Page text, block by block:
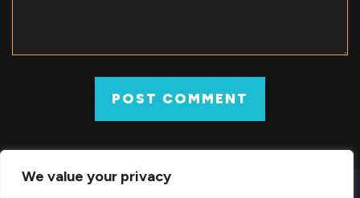
We value your privacy